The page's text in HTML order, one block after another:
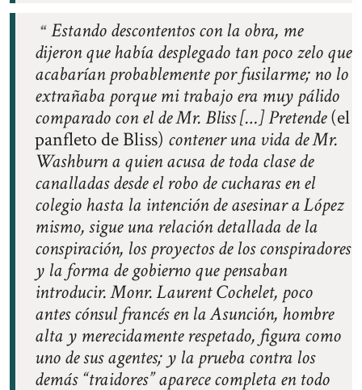
Estando descontentos con la obra, me
dijeron que había desplegado tan poco zelo que
acabarían probablemente por fusilarme; no lo
extrañaba porque mi trabajo era muy pálido
comparado con el de Mr. Bliss […] Pretende(el
panfleto de Bliss) contener una vida de Mr.
Washburn a quien acusa de toda clase de
canalladas desde el robo de cucharas en el
colegio hasta la intención de asesinar a López
mismo, sigue una relación detallada de la
conspiración, los proyectos de los conspiradores
y la forma de gobierno que pensaban
introducir. Monr. Laurent Cochelet, poco
antes cónsul francés en la Asunción, hombre
alta y merecidamente respetado, figura como
uno de sus agentes; y la prueba contra los
demás “traidores” aparece completa en todo